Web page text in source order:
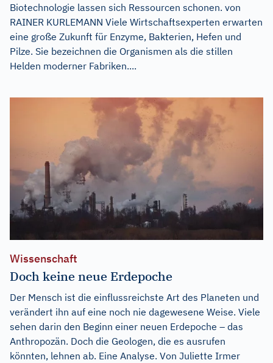
Biotechnologie lassen sich Ressourcen schonen. von
RAINER KURLEMANN Viele Wirtschaftsexperten erwarten
eine große Zukunft für Enzyme, Bakterien, Hefen und
Pilze. Sie bezeichnen die Organismen als die stillen
Helden moderner Fabriken....
Wissenschaft
Doch keine neue Erdepoche
Der Mensch ist die einflussreichste Art des Planeten und
verändert ihn auf eine noch nie dagewesene Weise. Viele
sehen darin den Beginn einer neuen Erdepoche – das
Anthropozän. Doch die Geologen, die es ausrufen
könnten, lehnen ab. Eine Analyse. Von Juliette Irmer